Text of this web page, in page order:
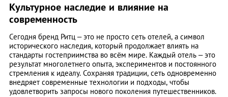
Культурное наследие и влияние на
современность
Сегодня бренд Ритц – это не просто сеть отелей, а символ
исторического наследия, который продолжает влиять на
стандарты гостеприимства во всём мире. Каждый отель – это
результат многолетнего опыта, экспериментов и постоянного
стремления к идеалу. Сохраняя традиции, сеть одновременно
внедряет современные технологии и подходы, чтобы
удовлетворить запросы нового поколения путешественников.